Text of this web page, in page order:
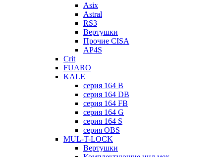
Asix
Astral
RS3
Вертушки
Прочие CISA
AP4S
Crit
FUARO
KALE
серия 164 B
серия 164 DB
серия 164 FB
серия 164 G
серия 164 S
серия OBS
MUL-T-LOCK
Вертушки